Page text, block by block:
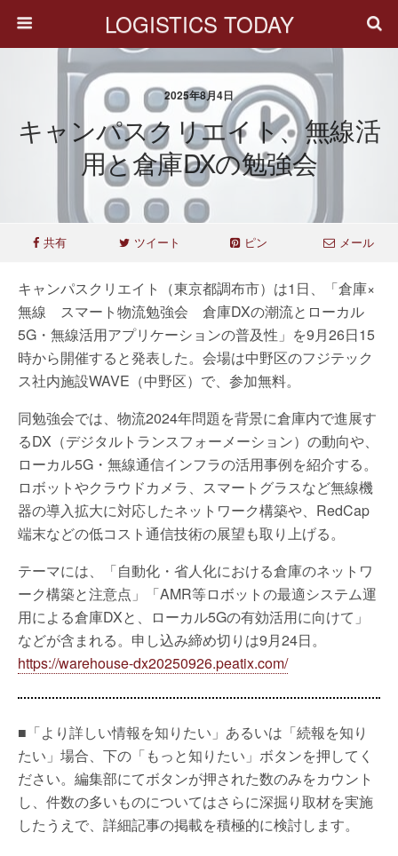
LOGISTICS TODAY
2025年8月4日
キャンパスクリエイト、無線活
用と倉庫DXの勉強会
共有 ツイート ピン メール
キャンパスクリエイト（東京都調布市）は1日、「倉庫×
無線 スマート物流勉強会 倉庫DXの潮流とローカル
5G・無線活用アプリケーションの普及性」を9月26日15
時から開催すると発表した。会場は中野区のフジテック
ス社内施設WAVE（中野区）で、参加無料。
同勉強会では、物流2024年問題を背景に倉庫内で進展す
るDX（デジタルトランスフォーメーション）の動向や、
ローカル5G・無線通信インフラの活用事例を紹介する。
ロボットやクラウドカメラ、スマートグラスなど無線機
器の導入拡大に対応したネットワーク構築や、RedCap
端末などの低コスト通信技術の展望も取り上げる。
テーマには、「自動化・省人化における倉庫のネットワ
ーク構築と注意点」「AMR等ロボットの最適システム運
用による倉庫DXと、ローカル5Gの有効活用に向けて」
などが含まれる。申し込み締め切りは9月24日。
https://warehouse-dx20250926.peatix.com/
■「より詳しい情報を知りたい」あるいは「続報を知り
たい」場合、下の「もっと知りたい」ボタンを押してく
ださい。編集部にてボタンが押された数のみをカウント
し、件数の多いものについてはさらに深掘り取材を実施
したうえで、詳細記事の掲載を積極的に検討します。